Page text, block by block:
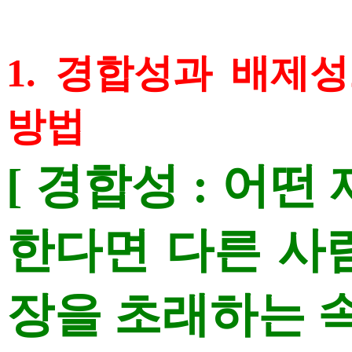
1. 경합성과 배제
방법
[ 경합성 : 어떤
한다면 다른 사
장을 초래하는